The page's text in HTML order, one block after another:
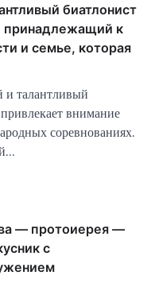
биатлонист
принадлежащий к
и семье, которая
талантливый
внимание
соревнованиях.
— протоиерея —
с